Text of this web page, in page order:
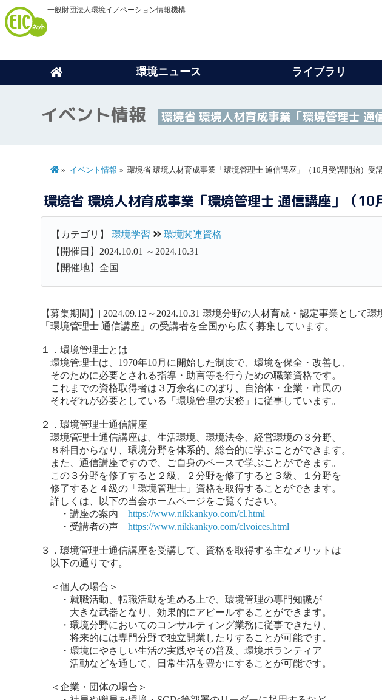
一般財団法人環境イノベーション情報機構
環境ニュース ライブラリ
イベント情報 環境省 環境人材育成事業「環境管理士
イベント情報 環境省 環境人材育成事業「環境管理士 通信講座」（10月受講開始）受
環境省 環境人材育成事業「環境管理士 通信講座」（10
【カテゴリ】環境学習
環境関連資格
【開催日】2024.10.01 ～2024.10.31
【開催地】全国
【募集期間】| 2024.09.12～2024.10.31環境分野の人材育成・認定事業として環
「環境管理士 通信講座」の受講者を全国から広く募集しています。
１．環境管理士とは
環境管理士は、1970年10月に開始した制度で、環境を保全・改善し、
そのために必要とされる指導・助言等を行うための職業資格です。
これまでの資格取得者は３万余名にのぼり、自治体・企業・市民の
それぞれが必要としている「環境管理の実務」に従事しています。
２．環境管理士通信講座
環境管理士通信講座は、生活環境、環境法令、経営環境の３分野、
８科目からなり、環境分野を体系的、総合的に学ぶことができます。
また、通信講座ですので、ご自身のペースで学ぶことができます。
この３分野を修了すると２級、２分野を修了すると３級、１分野を
修了すると４級の「環境管理士」資格を取得することができます。
詳しくは、以下の当会ホームページをご覧ください。
・講座の案内https://www.nikkankyo.com/cl.html
・受講者の声https://www.nikkankyo.com/clvoices.html
３．環境管理士通信講座を受講して、資格を取得する主なメリットは
以下の通りです。
＜個人の場合＞
・就職活動、転職活動を進める上で、環境管理の専門知識が
大きな武器となり、効果的にアピールすることができます。
・環境分野においてのコンサルティング業務に従事できたり、
将来的には専門分野で独立開業したりすることが可能です。
・環境にやさしい生活の実践やその普及、環境ボランティア
活動などを通して、日常生活を豊かにすることが可能です。
＜企業・団体の場合＞